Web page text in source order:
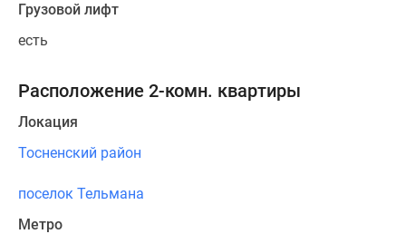
Грузовой лифт
есть
Расположение 2-комн. квартиры
Локация
Тосненский район
поселок Тельмана
Метро